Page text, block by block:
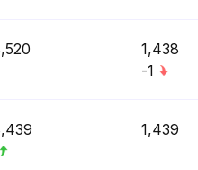
1,438
-1
1,439